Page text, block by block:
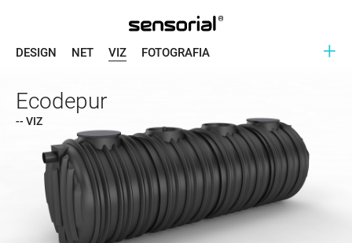
DESIGN NET VIZ FOTOGRAFIA +
Ecodepur
-- VIZ